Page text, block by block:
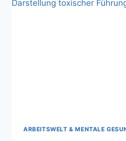
MISSBRAUCHT
ARBEITSWELT & MENTALE